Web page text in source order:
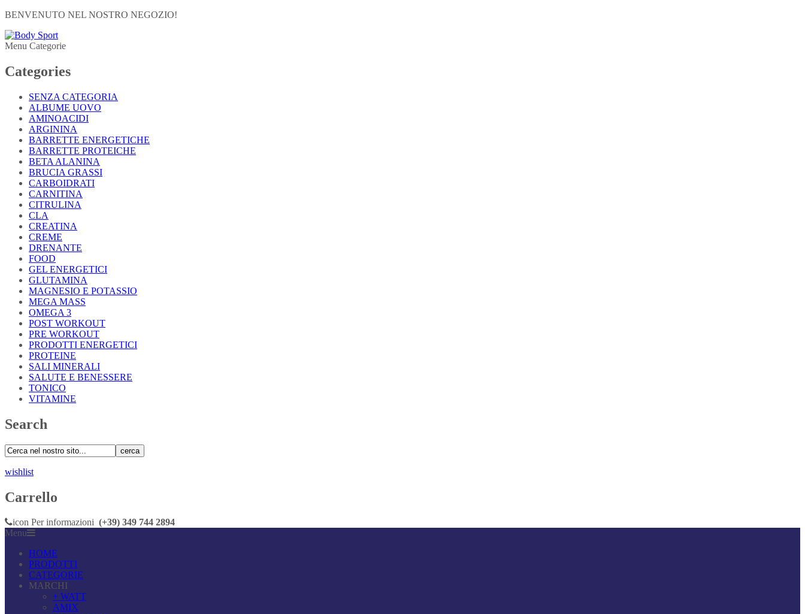
BENVENUTO NEL NOSTRO NEGOZIO!
Menu Categorie
Categories
SENZA CATEGORIA
ALBUME UOVO
AMINOACIDI
ARGININA
BARRETTE ENERGETICHE
BARRETTE PROTEICHE
BETA ALANINA
BRUCIA GRASSI
CARBOIDRATI
CARNITINA
CITRULINA
CLA
CREATINA
CREME
DRENANTE
FOOD
GEL ENERGETICI
GLUTAMINA
MAGNESIO E POTASSIO
MEGA MASS
OMEGA 3
POST WORKOUT
PRE WORKOUT
PRODOTTI ENERGETICI
PROTEINE
SALI MINERALI
SALUTE E BENESSERE
TONICO
VITAMINE
Search
cerca
wishlist
Carrello
icon Per informazioni (+39) 349 744 2894
Menu
HOME
PRODOTTI
CATEGORIE
MARCHI
+ WATT
AMIX